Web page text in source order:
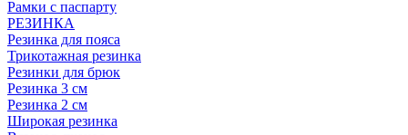
Рамки с паспарту
РЕЗИНКА
Резинка для пояса
Трикотажная резинка
Резинки для брюк
Резинка 3 см
Резинка 2 см
Широкая резинка